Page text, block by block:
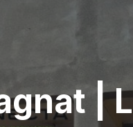
|